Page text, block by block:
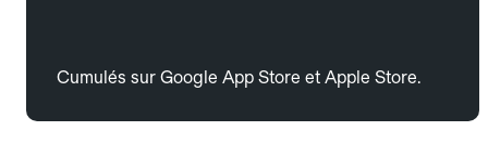
Cumulés sur Google App Store et Apple Store.